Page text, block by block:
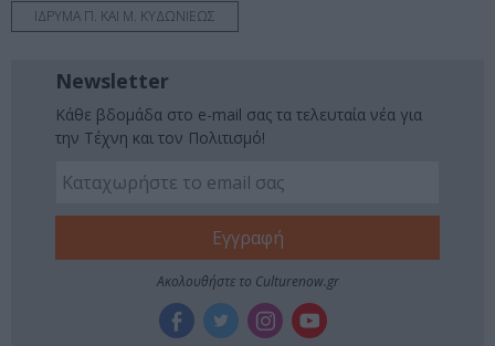
ΙΔΡΥΜΑ Π. ΚΑΙ Μ. ΚΥΔΩΝΙΕΩΣ
Newsletter
Κάθε βδομάδα στο e-mail σας τα τελευταία νέα για
την Τέχνη και τον Πολιτισμό!
Ακολουθήστε το Culturenow.gr